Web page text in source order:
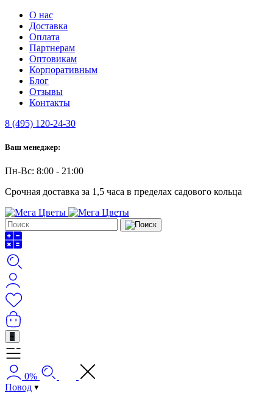
О нас
Доставка
Оплата
Партнерам
Оптовикам
Корпоративным
Блог
Отзывы
Контакты
8 (495) 120-24-30
Ваш менеджер:
Пн-Вс: 8:00 - 21:00
Срочная доставка за 1,5 часа в пределах садового кольца
+
0%
Повод